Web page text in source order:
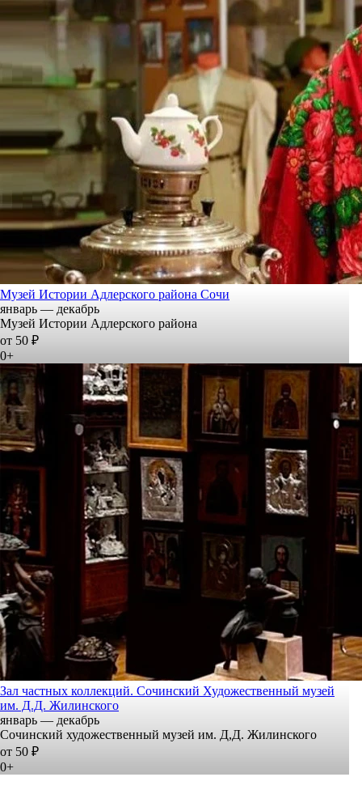
Музей Истории Адлерского района Сочи
январь — декабрь
Музей Истории Адлерского района
от 50 ₽
0+
Зал частных коллекций. Сочинский Художественный музей
им. Д.Д. Жилинского
январь — декабрь
Сочинский художественный музей им. Д,Д. Жилинского
от 50 ₽
0+